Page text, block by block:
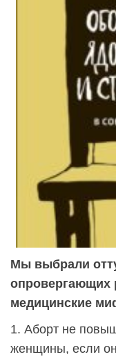
Мы выбрали
опровергающих
медицинские
1. Аборт не
женщины, если